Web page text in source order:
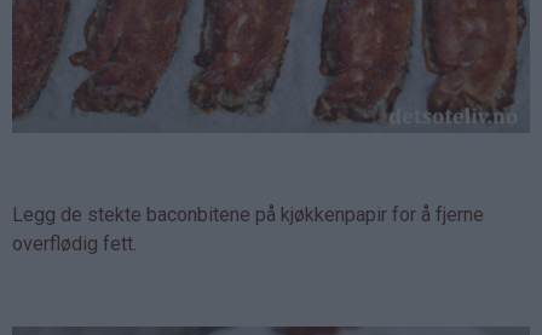
Legg de stekte baconbitene på kjøkkenpapir for å fjerne
overflødig fett.